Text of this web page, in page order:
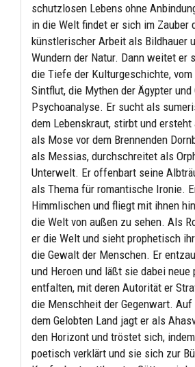
schutzlosen Lebens ohne
in die Welt findet er sich im Zauber
künstlerischer Arbeit als Bildhauer
Wundern der Natur. Dann weitet er
die Tiefe der Kulturgeschichte,
Sintflut, die Mythen der Ägypter
Psychoanalyse. Er sucht als
dem Lebenskraut, stirbt und
als Mose vor dem Brennenden
als Messias, durchschreitet als
Unterwelt. Er offenbart seine
als Thema für romantische Ironie.
Himmlischen und fliegt mit ihnen
die Welt von außen zu sehen. Als
er die Welt und sieht prophetisch
die Gewalt der Menschen. Er
und Heroen und läßt sie dabei
entfalten, mit deren Autorität er
die Menschheit der Gegenwart. Auf
dem Gelobten Land jagt er als
den Horizont und tröstet sich,
poetisch verklärt und sie sich zur